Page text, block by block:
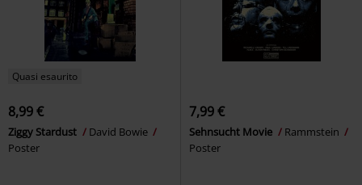
Quasi esaurito
8,99 €
Ziggy Stardust
David Bowie
Poster
7,99 €
Sehnsucht Movie
Rammstein
Poster